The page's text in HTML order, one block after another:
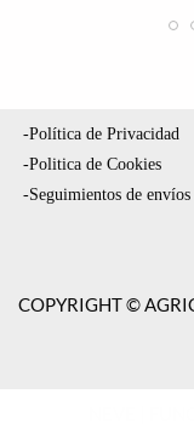
-Política de Privacidad
-Politica de Cookies
-Seguimientos de envíos
COPYRIGHT ©